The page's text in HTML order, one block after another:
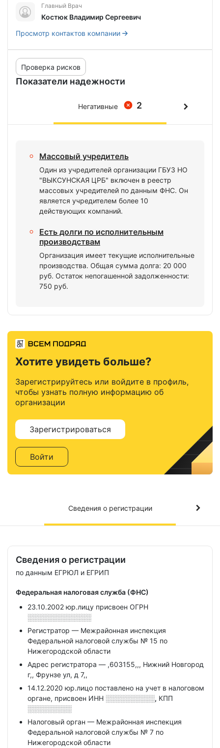
Главный Врач
Костюк Владимир Сергеевич
Просмотр контактов компании
Показатели надежности
Проверка рисков
2
Негативные
Массовый учредитель
Один из учредителей организации ГБУЗ НО
"ВЫКСУНСКАЯ ЦРБ" включен в реестр
массовых учредителей по данным ФНС. Он
является учредителем более 10
действующих компаний.
Есть долги по исполнительным
производствам
Организация имеет текущие исполнительные
производства. Общая сумма долга: 20 000
руб. Остаток непогашенной задолженности:
750 руб.
Хотите увидеть больше?
Зарегистрируйтесь или войдите в профиль,
чтобы узнать полную информацию об
организации
Зарегистрироваться
Войти
Сведения о регистрации
Сведения о регистрации
по данным ЕГРЮЛ и ЕГРИП
Федеральная налоговая служба (ФНС)
23.10.2002 юр.лицу присвоен ОГРН
░░░░░░░░░░░░░
Регистратор — Межрайонная инспекция
Федеральной налоговой службы № 15 по
Нижегородской области
Адрес регистратора — ,603155,,, Нижний Новгород
г,, Фрунзе ул, д 7,,
14.12.2020 юр.лицо поставлено на учет в налоговом
органе, присвоен ИНН ░░░░░░░░░░, КПП
░░░░░░░░░
Налоговый орган — Межрайонная инспекция
Федеральной налоговой службы № 7 по
Нижегородской области